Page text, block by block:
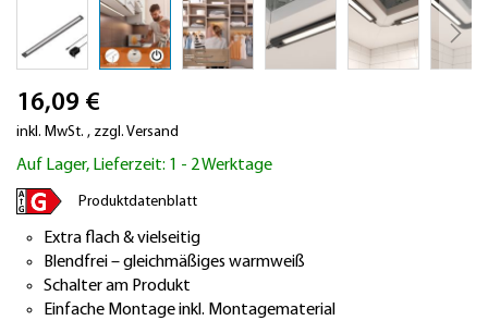
Anfang
der
springen
16,09 €
inkl. MwSt. , zzgl. Versand
Auf Lager, Lieferzeit: 1 - 2 Werktage
Produktdatenblatt
Extra flach & vielseitig
Blendfrei – gleichmäßiges warmweiß
Schalter am Produkt
Einfache Montage inkl. Montagematerial